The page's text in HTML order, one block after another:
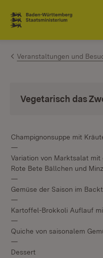
Zum Inhalt springen
Link zur Startseite
Veranstaltungen und
Vegetarisch das
Champignonsuppe mit
—
Variation von Marktsalat
Rote Bete Bällchen und
—
Gemüse der Saison im
—
Kartoffel-Brokkoli Auflauf
—
Quiche von saisonalem
—
Dessert